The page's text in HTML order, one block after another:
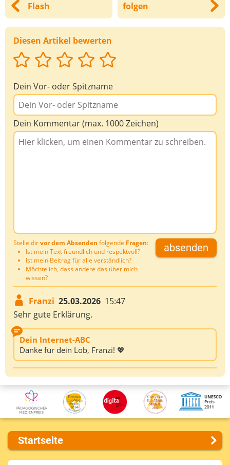
Flash folgen
Diesen Artikel bewerten
Dein Vor- oder Spitzname
Dein Kommentar (max. 1000 Zeichen)
Stelle dirvor dem Absenden folgende Fragen:
Ist mein Text freundlich und respektvoll?
Ist mein Beitrag für alle verständlich?
Möchte ich, dass andere das über mich
wissen?
absenden
Franzi 25.03.2026 15:47
Sehr gute Erklärung.
Dein Internet-ABC
Danke für dein Lob, Franzi! 💖
Deine Nachricht
Startseite